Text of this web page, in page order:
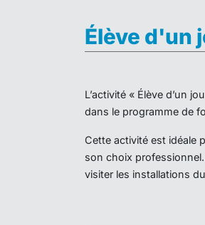
Élève d'un
L’activité « Élève d’un
dans le programme de
Cette activité est idéale
son choix
visiter les installations